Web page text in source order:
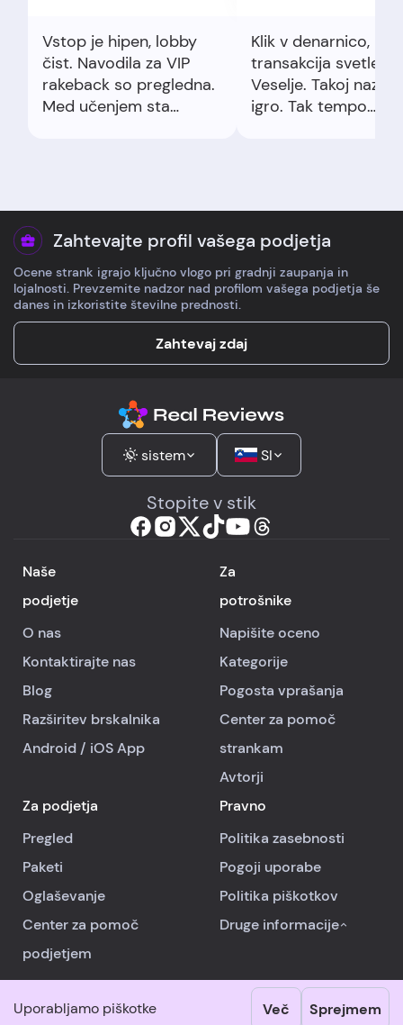
Uporabljamo piškotke Več Sprejmem
Vstop je hipen, lobby
čist. Navodila za VIP
rakeback so pregledna.
Med učenjem sta
Klik v denarnico,
transakcija svetleča.
Veselje. Takoj nazaj v
igro. Tak tempo
Zahtevajte profil vašega podjetja
Ocene strank igrajo ključno vlogo pri gradnji zaupanja in
lojalnosti. Prevzemite nadzor nad profilom vašega podjetja še
danes in izkoristite številne prednosti.
Zahtevaj zdaj
sistem SI
Stopite v stik
Naše
podjetje
O nas
Kontaktirajte nas
Blog
Razširitev brskalnika
Android/ iOSApp
Za
potrošnike
Napišite oceno
Kategorije
Pogosta vprašanja
Center za pomoč
strankam
Avtorji
Za podjetja
Pregled
Paketi
Oglaševanje
Center za pomoč
podjetjem
Pravno
Politika zasebnosti
Pogoji uporabe
Politika piškotkov
Druge informacije
© 2026 RealReviews.io Vse pravice pridržane.